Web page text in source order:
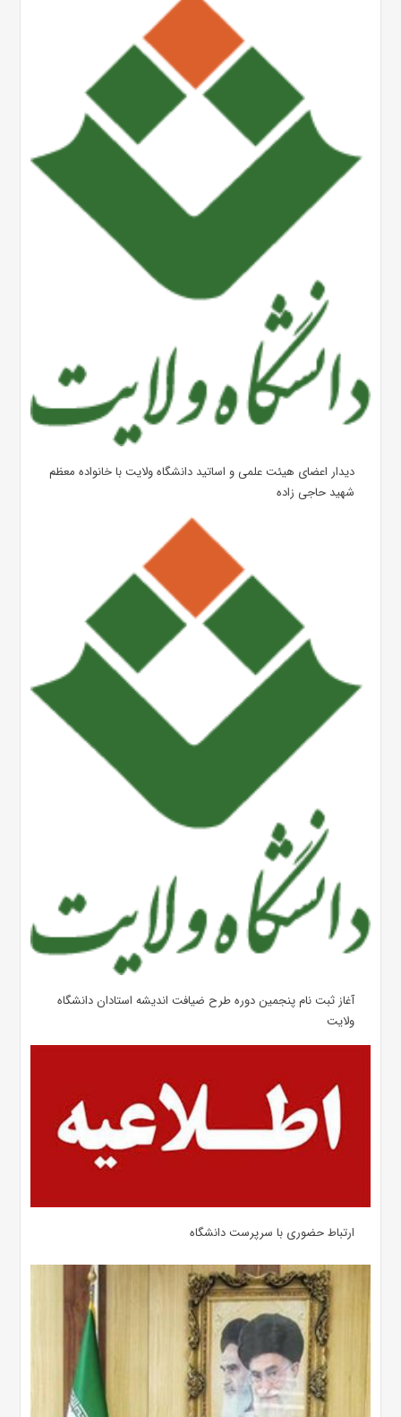
دیدار اعضای هیئت علمی و اساتید دانشگاه ولایت با خانواده معظم
شهید حاجی زاده
آغاز ثبت نام پنجمین دوره طرح ضیافت اندیشه استادان دانشگاه
ولایت
ارتباط حضوری با سرپرست دانشگاه